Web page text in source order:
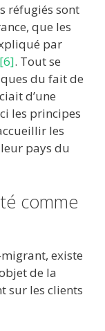
réfugiés sont
que les
par
[6]. Tout se
du fait de
d’une
les principes
les
pays du
comme
existe
de la
sur les clients